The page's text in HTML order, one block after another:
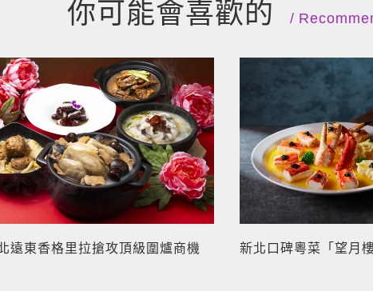
你可能會喜歡的
遠東香格里拉搶攻頂級圍爐商機 新北口碑粵菜「望月